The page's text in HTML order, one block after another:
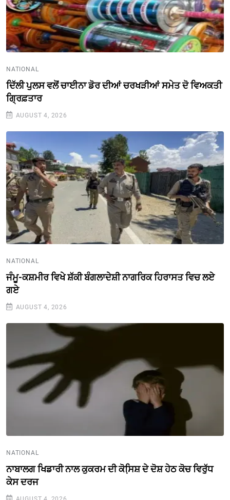
NATIONAL
ਦਿੱਲੀ ਪੁਲਸ ਵਲੋਂ ਚਾਈਨਾ ਡੋਰ ਦੀਆਂ ਚਰਖੜੀਆਂ ਸਮੇਤ ਦੋ ਵਿਅਕਤੀ
ਗ੍ਰਿਫ਼ਤਾਰ
AUGUST 4, 2026
NATIONAL
ਜੰਮੂ-ਕਸ਼ਮੀਰ ਵਿਖੇ ਸ਼ੱਕੀ ਬੰਗਲਾਦੇਸ਼ੀ ਨਾਗਰਿਕ ਹਿਰਾਸਤ ਵਿਚ ਲਏ
ਗਏ
AUGUST 4, 2026
NATIONAL
ਨਾਬਾਲਗ ਖਿਡਾਰੀ ਨਾਲ ਕੁਕਰਮ ਦੀ ਕੋਸਿ਼ਸ਼ ਦੇ ਦੋਸ਼ ਹੇਠ ਕੋਚ ਵਿਰੁੱਧ
ਕੇਸ ਦਰਜ